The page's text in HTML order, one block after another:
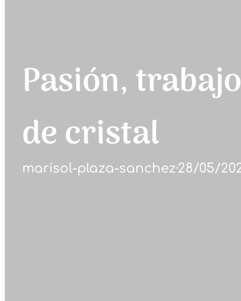
Pasión,
de cristal
marisol-plaza-sanchez·28/05/